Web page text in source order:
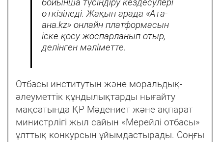
бойынша түсіндіру кездесулері
өткізіледі. Жақын арада «Ата-
ана.kz» онлайн платформасын
іске қосу жоспарланып отыр, —
делінген мәліметте.
Отбасы институтын және моральдық-
әлеуметтік құндылықтарды нығайту
мақсатында ҚР Мәдениет және ақпарат
министрлігі жыл сайын «Мерейлі отбасы»
ұлттық конкурсын ұйымдастырады. Соңғы